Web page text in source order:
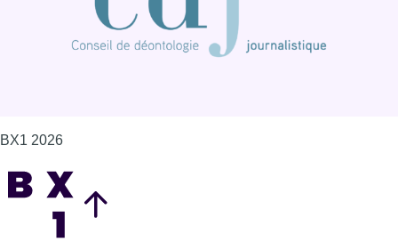
BX1 2026